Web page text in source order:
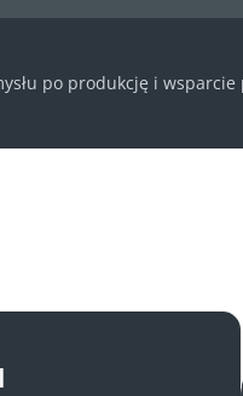
po produkcję i wsparcie